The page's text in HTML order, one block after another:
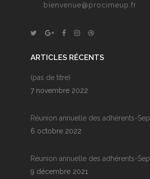
bienvenue@procimeup.fr
ARTICLES RÉCENTS
(pas de titre)
7 novembre 2022
Réunion annuelle des adhérents-
6 octobre 2022
Réunion annuelle des adhérents-
9 décembre 2021